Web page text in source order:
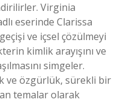
Virginia
eserinde Clarissa
ve içsel çözülmeyi
kimlik arayışını ve
simgeler.
ve özgürlük, sürekli bir
temalar olarak